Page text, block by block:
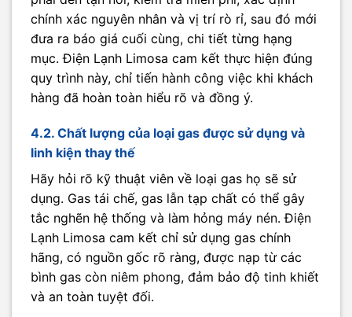
chính xác nguyên nhân và vị trí rò rỉ, sau đó mới
đưa ra báo giá cuối cùng, chi tiết từng hạng
mục. Điện Lạnh Limosa cam kết thực hiện đúng
quy trình này, chỉ tiến hành công việc khi khách
hàng đã hoàn toàn hiểu rõ và đồng ý.
4.2. Chất lượng của loại gas được sử dụng và
linh kiện thay thế
Hãy hỏi rõ kỹ thuật viên về loại gas họ sẽ sử
dụng. Gas tái chế, gas lẫn tạp chất có thể gây
tắc nghẽn hệ thống và làm hỏng máy nén. Điện
Lạnh Limosa cam kết chỉ sử dụng gas chính
hãng, có nguồn gốc rõ ràng, được nạp từ các
bình gas còn niêm phong, đảm bảo độ tinh khiết
và an toàn tuyệt đối.